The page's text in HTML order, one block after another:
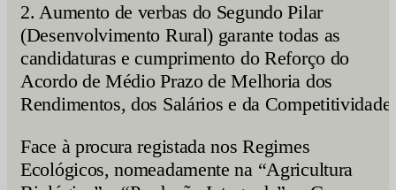
2. Aumento de verbas do Segundo Pilar
(Desenvolvimento Rural) garante todas as
candidaturas e cumprimento do Reforço do
Acordo de Médio Prazo de Melhoria dos
Rendimentos, dos Salários e da Competitividade.
Face à procura registada nos Regimes
Ecológicos, nomeadamente na “Agricultura